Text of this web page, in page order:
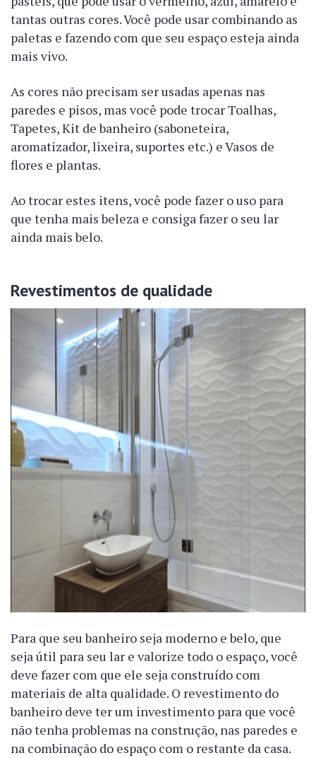
tantas outras cores. Você pode usar combinando as
paletas e fazendo com que seu espaço esteja ainda
mais vivo.
As cores não precisam ser usadas apenas nas
paredes e pisos, mas você pode trocar Toalhas,
Tapetes, Kit de banheiro (saboneteira,
aromatizador, lixeira, suportes etc.) e Vasos de
flores e plantas.
Ao trocar estes itens, você pode fazer o uso para
que tenha mais beleza e consiga fazer o seu lar
ainda mais belo.
Revestimentos de qualidade
Para que seu banheiro seja moderno e belo, que
seja útil para seu lar e valorize todo o espaço, você
deve fazer com que ele seja construído com
materiais de alta qualidade. O revestimento do
banheiro deve ter um investimento para que você
não tenha problemas na construção, nas paredes e
na combinação do espaço com o restante da casa.